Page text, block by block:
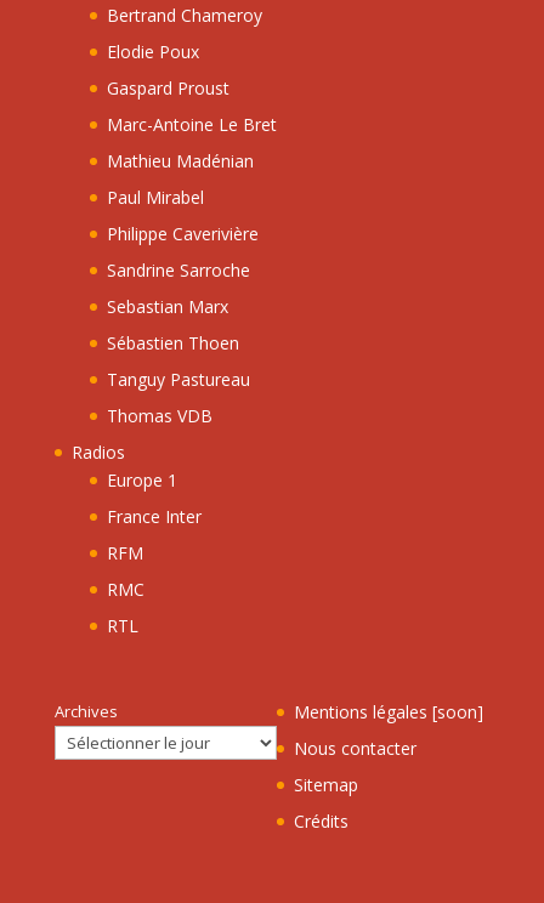
Bertrand Chameroy
Elodie Poux
Gaspard Proust
Marc-Antoine Le Bret
Mathieu Madénian
Paul Mirabel
Philippe Caverivière
Sandrine Sarroche
Sebastian Marx
Sébastien Thoen
Tanguy Pastureau
Thomas VDB
Radios
Europe 1
France Inter
RFM
RMC
RTL
Archives
Mentions légales [soon]
Nous contacter
Sitemap
Crédits